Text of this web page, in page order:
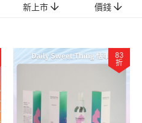
新上市 價錢
83
折